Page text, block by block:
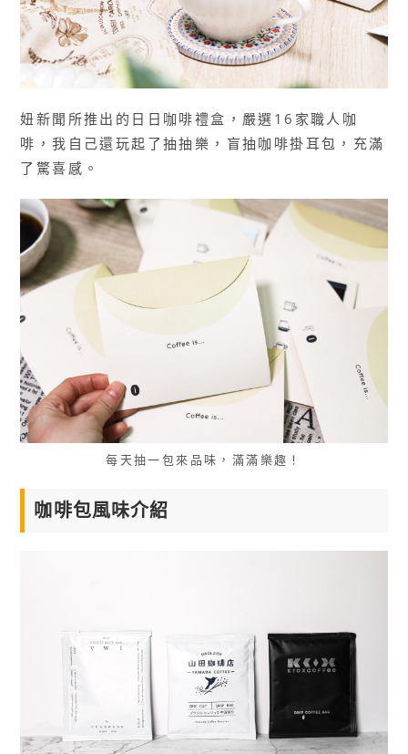
妞新聞所推出的日日咖啡禮盒，嚴選16家職人咖
啡，我自己還玩起了抽抽樂，盲抽咖啡掛耳包，充滿
了驚喜感。
每天抽一包來品味，滿滿樂趣！
咖啡包風味介紹